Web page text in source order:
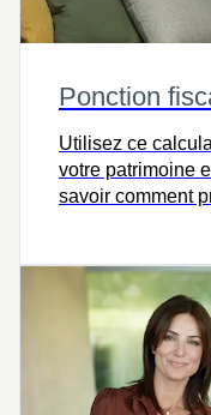
Ponction
Utilisez ce
votre patrimoine
savoir comment